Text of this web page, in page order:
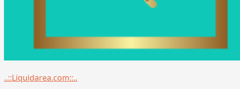
Menu
..::Liquidarea.com::..